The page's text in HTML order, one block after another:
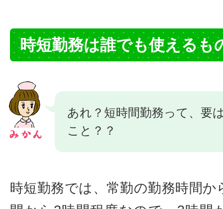
時短勤務は誰でも使えるも
あれ？短時間勤務って、要
こと？？
時短勤務では、常勤の勤務時間か